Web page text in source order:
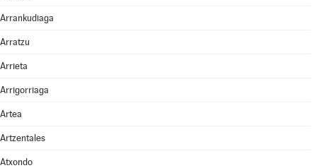
Arrankudiaga
Arratzu
Arrieta
Arrigorriaga
Artea
Artzentales
Atxondo